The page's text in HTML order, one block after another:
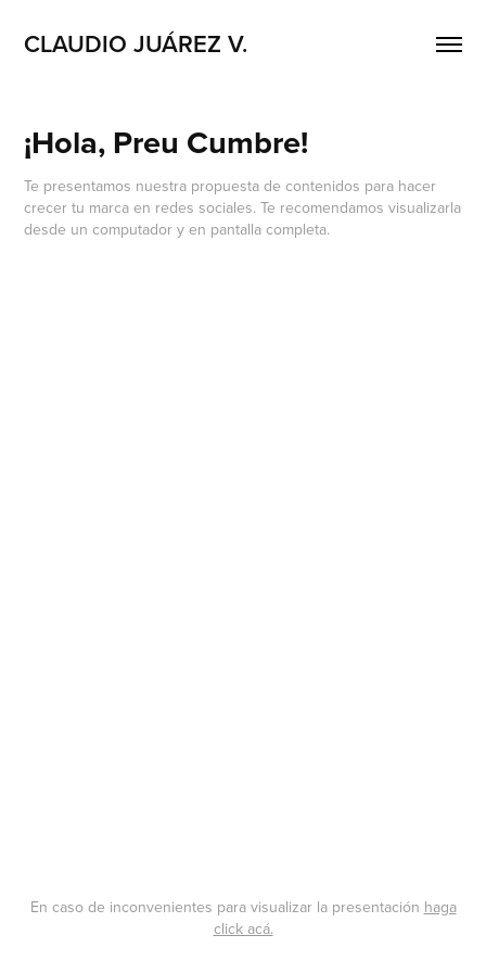
CLAUDIO JUÁREZ V.
¡Hola, Preu Cumbre!
Te presentamos nuestra propuesta de contenidos para hacer
crecer tu marca en redes sociales. Te recomendamos visualizarla
desde un computador y en pantalla completa.
En caso de inconvenientes para visualizar la presentación haga
click acá.